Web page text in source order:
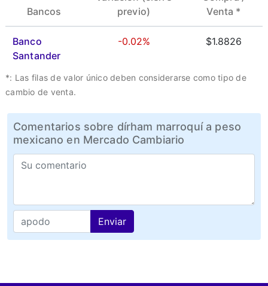
Bancos
previo)
Venta *
Banco
Santander
-0.02% $1.8826
*: Las filas de valor único deben considerarse como tipo de
cambio de venta.
Comentarios sobre dírham marroquí a peso
mexicano en Mercado Cambiario
Enviar